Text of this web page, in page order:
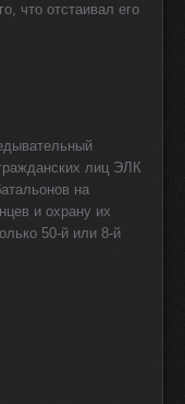
что отстаивал его
лиц ЭЛК
на
и охрану их
50-й или 8-й